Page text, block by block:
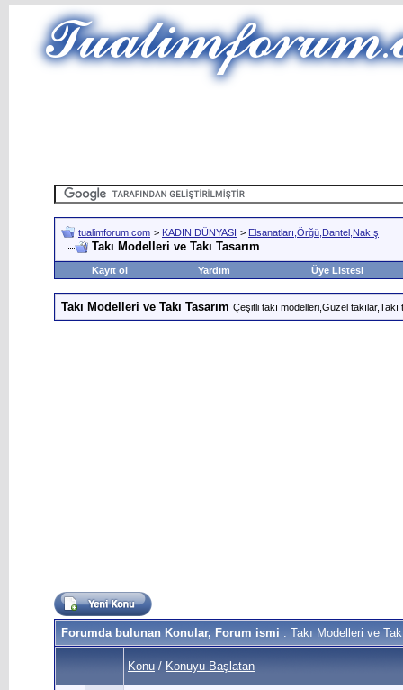
tualimforum.com > KADIN DÜNYASI > Elsanatları,Örğü,Dantel,Nakış
Takı Modelleri ve Takı Tasarım
Kayıt ol Yardım Üye Listesi
Takı Modelleri ve Takı Tasarım Çeşitli takı modelleri,Güzel takılar,Takı
Forumda bulunan Konular, Forum ismi : Takı Modelleri ve
Konu / Konuyu Başlatan